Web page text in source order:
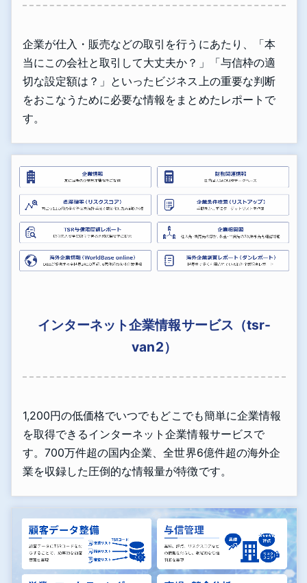
企業が仕入・販売などの取引を行うにあたり、「本
当にこの会社と取引して大丈夫か？」「与信枠の適
切な設定額は？」といったビジネス上の重要な判断
をおこなうために必要な情報をまとめたレポートで
す。
インターネット企業情報サービス（tsr-
van2）
1,200円の低価格でいつでもどこでも簡単に企業情報
を取得できるインターネット企業情報サービスで
す。700万件超の国内企業、全世界6億件超の海外企
業を収録した圧倒的な情報量が特徴です。